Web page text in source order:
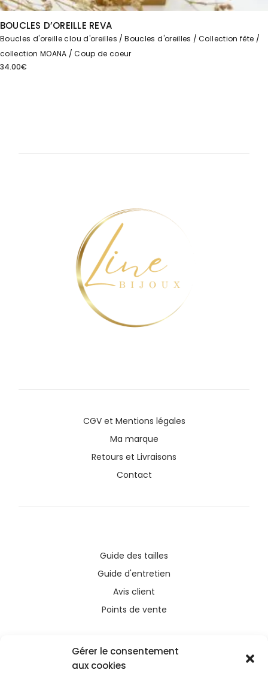
Gérer le consentement
aux cookies
BOUCLES D’OREILLE REVA
Boucles d'oreille clou d'oreilles Boucles d'oreilles
Collection fête
collection MOANA
Coup de coeur
34.00€
CGVet Mentions légales
Ma marque
Retours et Livraisons
Contact
Guide des tailles
Guide d'entretien
Avis client
Points de vente